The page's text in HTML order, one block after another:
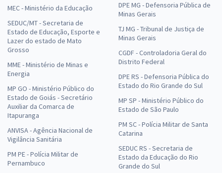
MEC - Ministério da Educação
SEDUC/MT - Secretaria de
Estado de Educação, Esporte e
Lazer do estado de Mato
Grosso
MME - Ministério de Minas e
Energia
MP GO - Ministério Público do
Estado de Goiás - Secretário
Auxiliar da Comarca de
Itapuranga
ANVISA - Agência Nacional de
Vigilância Sanitária
PM PE - Polícia Militar de
Pernambuco
DPE MG - Defensoria Pública de
Minas Gerais
TJ MG - Tribunal de Justiça de
Minas Gerais
CGDF - Controladoria Geral do
Distrito Federal
DPE RS - Defensoria Pública do
Estado do Rio Grande do Sul
MP SP - Ministério Público do
Estado de São Paulo
PM SC - Polícia Militar de Santa
Catarina
SEDUC RS - Secretaria de
Estado da Educação do Rio
Grande do Sul